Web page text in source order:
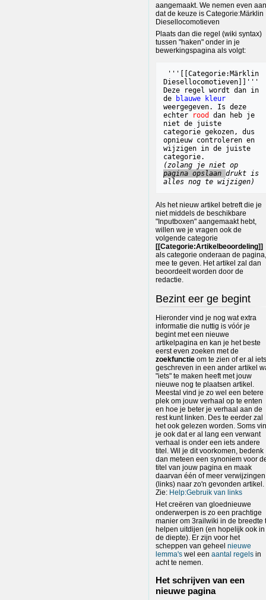
aangemaakt. We nemen even aan
dat de keuze is Categorie:Märklin
Diesellocomotieven
Plaats dan die regel (wiki syntax)
tussen "haken" onder in je
bewerkingspagina als volgt:
Diesellocomotieven]]'''
Deze regel wordt dan in
de
blauwe kleur
weergegeven. Is deze
echter
rood
dan heb je
niet de juiste
categorie gekozen, dus
opnieuw controleren en
wijzigen in de juiste
pagina opslaan drukt is
alles nog te wijzigen)
Als het nieuw artikel betreft die je
niet middels de beschikbare
"Inputboxen" aangemaakt hebt,
willen we je vragen ook de
volgende categorie
[[Categorie:Artikelbeoordeling]]
als categorie onderaan de pagina,
mee te geven. Het artikel zal dan
beoordeelt worden door de
redactie.
Bezint eer ge begint
Hieronder vind je nog wat extra
informatie die nuttig is vóór je
begint met een nieuwe
artikelpagina en kan je het beste
eerst even zoeken met de
zoekfunctie om te zien of er al iets
geschreven in een ander artikel
"iets" te maken heeft met jouw
nieuwe nog te plaatsen artikel.
Meestal vind je zo wel een betere
plek om jouw verhaal op te enten
en hoe je beter je verhaal aan de
rest kunt linken. Des te eerder zal
het ook gelezen worden. Soms
je ook dat er al lang een verwant
verhaal is onder een iets andere
titel. Wil je dit voorkomen, bedenk
dan meteen een synoniem voor
titel van jouw pagina en maak
daarvan één of meer verwijzingen
(links) naar zo'n gevonden artikel.
Zie: Help:Gebruik van links
Het creëren van gloednieuwe
onderwerpen is zo een prachtige
manier om 3railwiki in de breedte
helpen uitdijen (en hopelijk ook in
de diepte). Er zijn voor het
scheppen van geheel nieuwe
lemma's wel een aantal regels in
acht te nemen.
Het schrijven van een
nieuwe pagina